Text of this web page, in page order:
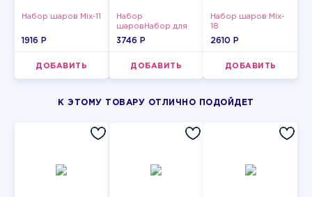
Набор шаров Mix-11
1916 P
ДОБАВИТЬ
Набор
шаровНабор для
мужчин-3
3746 P
ДОБАВИТЬ
Набор шаров Mix-
18
2610 P
ДОБАВИТЬ
К ЭТОМУ ТОВАРУ ОТЛИЧНО ПОДОЙДЕТ